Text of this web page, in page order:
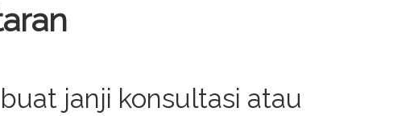
janji konsultasi atau